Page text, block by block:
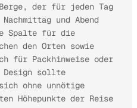
der für jeden Tag
und Abend
Spalte für die
den Orten sowie
für Packhinweise oder
Design sollte
ohne unnötige
Höhepunkte der Reise